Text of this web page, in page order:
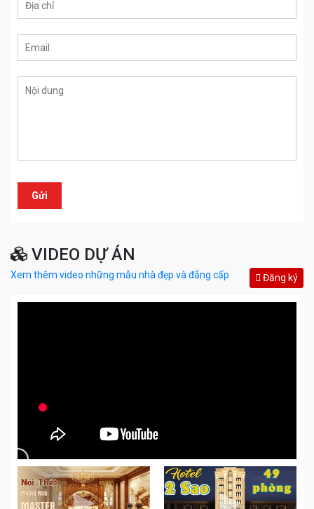
VIDEO DỰ ÁN
Xem thêm video những mẫu nhà đẹp và đẳng cấp Đăng ký